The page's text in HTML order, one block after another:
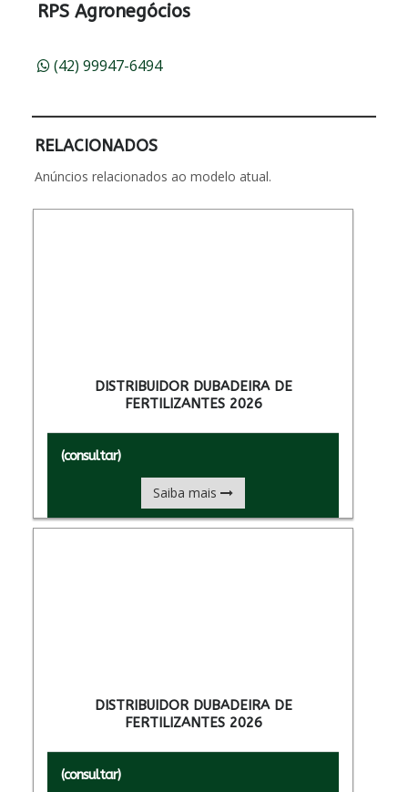
RPS Agronegócios
(42) 99947-6494
RELACIONADOS
Anúncios relacionados ao modelo atual.
DISTRIBUIDOR DUBADEIRA DE
FERTILIZANTES 2026
(consultar)
Saiba mais
DISTRIBUIDOR DUBADEIRA DE
FERTILIZANTES 2026
(consultar)